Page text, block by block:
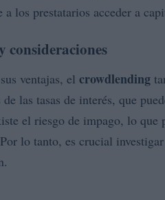
a los prestatarios acceder a
consideraciones
ventajas, el crowdlending
de las tasas de interés, que
el riesgo de impago, lo que
lo tanto, es crucial